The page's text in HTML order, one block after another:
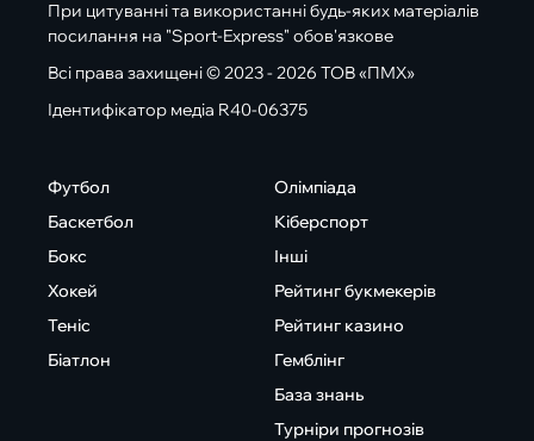
При цитуванні та використанні будь-яких матеріалів
посилання на "Sport-Express" обов'язкове
Всі права захищені © 2023 - 2026 ТОВ «ПМХ»
Ідентифікатор медіа R40-06375
Футбол
Баскетбол
Бокс
Хокей
Теніс
Біатлон
Олімпіада
Кіберспорт
Інші
Рейтинг букмекерів
Рейтинг казино
Гемблінг
База знань
Турніри прогнозів